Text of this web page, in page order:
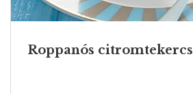
Roppanós citromtekercs